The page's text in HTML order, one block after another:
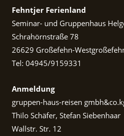
Fehntjer Ferienland
Seminar- und Gruppenhaus
Schrahörnstraße 78
26629 Großefehn-
Tel: 04945/9159331
Anmeldung
gruppen-haus-reisen
Thilo Schäfer, Stefan Siebenhaar
Wallstr. Str. 12